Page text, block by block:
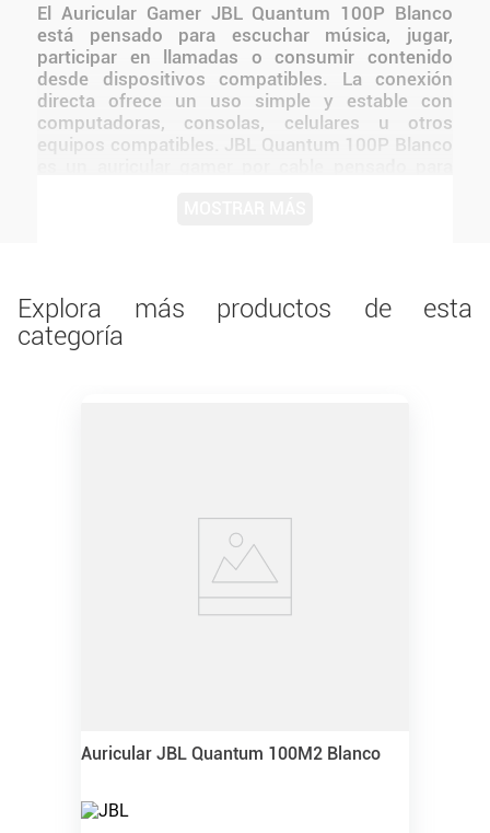
El Auricular Gamer JBL Quantum 100P Blanco
está pensado para escuchar música, jugar,
participar en llamadas o consumir contenido
desde dispositivos compatibles. La conexión
directa ofrece un uso simple y estable con
computadoras, consolas, celulares u otros
equipos compatibles. JBL Quantum 100P Blanco
general El diseño de JBL mantiene una
presentación coherente con la línea y facilita
integrarlo a distintos tipos de setups.
Explora más productos de esta
categoría
Auricular JBL Quantum 100M2 Blanco